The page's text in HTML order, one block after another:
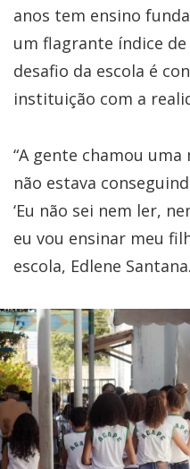
anos tem ensino
um flagrante índice
desafio da escola é
instituição com a
“A gente chamou
não estava
‘Eu não sei nem ler,
eu vou ensinar meu
escola, Edlene Santana.